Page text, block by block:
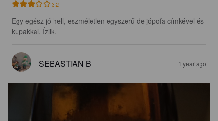
3.2
Egy egész jó hell, eszméletlen egyszerű de jópofa címkével és
kupakkal. Ízlik.
SEBASTIAN B 1 year ago